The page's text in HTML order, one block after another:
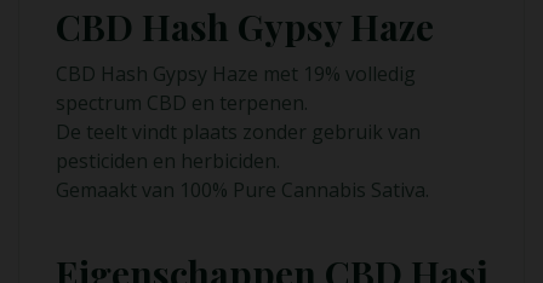
CBD Hash Gypsy Haze
CBD Hash Gypsy Haze met 19% volledig
spectrum CBD en terpenen.
De teelt vindt plaats zonder gebruik van
pesticiden en herbiciden.
Gemaakt van 100% Pure Cannabis Sativa.
Eigenschappen CBD Hasj